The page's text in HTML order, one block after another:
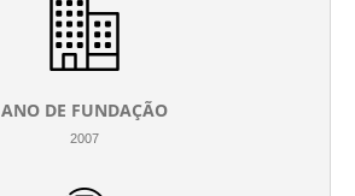
ANO DE FUNDAÇÃO
2007